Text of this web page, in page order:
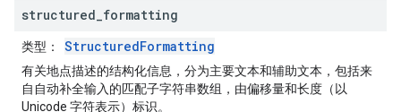
structured formatting
类型 ： StructuredFormatting
有关地点描述的结构化信息，分为主要文本和辅助文本，包括来
自自动补全输入的匹配子字符串数组，由偏移量和长度（以
Unicode 字符表示）标识。